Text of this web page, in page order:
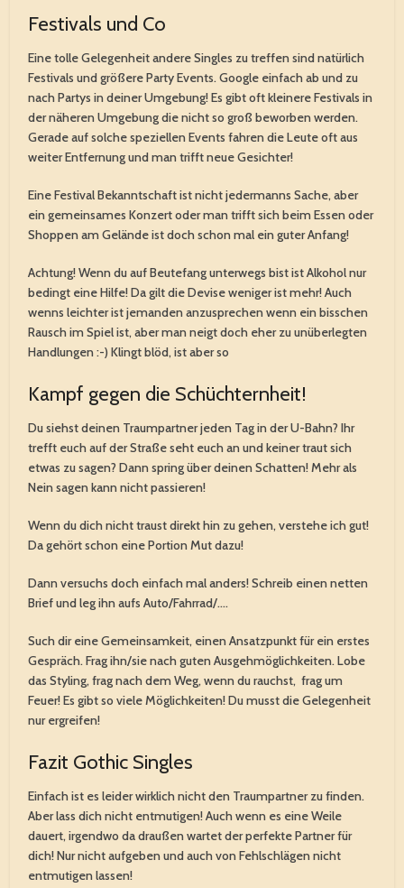
Festivals und Co
Eine tolle Gelegenheit andere Singles zu treffen sind natürlich
Festivals und größere Party Events. Google einfach ab und zu
nach Partys in deiner Umgebung! Es gibt oft kleinere Festivals in
der näheren Umgebung die nicht so groß beworben werden.
Gerade auf solche speziellen Events fahren die Leute oft aus
weiter Entfernung und man trifft neue Gesichter!
Eine Festival Bekanntschaft ist nicht jedermanns Sache, aber
ein gemeinsames Konzert oder man trifft sich beim Essen oder
Shoppen am Gelände ist doch schon mal ein guter Anfang!
Achtung! Wenn du auf Beutefang unterwegs bist ist Alkohol nur
bedingt eine Hilfe! Da gilt die Devise weniger ist mehr! Auch
wenns leichter ist jemanden anzusprechen wenn ein bisschen
Rausch im Spiel ist, aber man neigt doch eher zu unüberlegten
Handlungen :-) Klingt blöd, ist aber so
Kampf gegen die Schüchternheit!
Du siehst deinen Traumpartner jeden Tag in der U-Bahn? Ihr
trefft euch auf der Straße seht euch an und keiner traut sich
etwas zu sagen? Dann spring über deinen Schatten! Mehr als
Nein sagen kann nicht passieren!
Wenn du dich nicht traust direkt hin zu gehen, verstehe ich gut!
Da gehört schon eine Portion Mut dazu!
Dann versuchs doch einfach mal anders! Schreib einen netten
Brief und leg ihn aufs Auto/Fahrrad/….
Such dir eine Gemeinsamkeit, einen Ansatzpunkt für ein erstes
Gespräch. Frag ihn/sie nach guten Ausgehmöglichkeiten. Lobe
das Styling, frag nach dem Weg, wenn du rauchst, frag um
Feuer! Es gibt so viele Möglichkeiten! Du musst die Gelegenheit
nur ergreifen!
Fazit Gothic Singles
Einfach ist es leider wirklich nicht den Traumpartner zu finden.
Aber lass dich nicht entmutigen! Auch wenn es eine Weile
dauert, irgendwo da draußen wartet der perfekte Partner für
dich! Nur nicht aufgeben und auch von Fehlschlägen nicht
entmutigen lassen!